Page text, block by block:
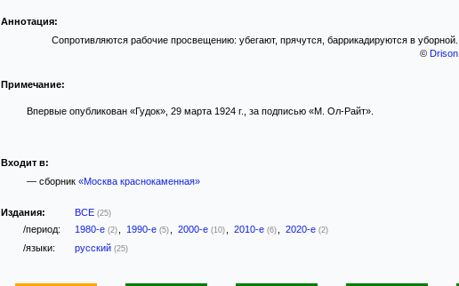
Аннотация:
Сопротивляются рабочие просвещению: убегают, прячутся, баррикадируются в уборной.
© Drison
Примечание:
Впервые опубликован «Гудок», 29 марта 1924 г., за подписью «М. Ол-Райт».
Входит в:
— сборник «Москва краснокаменная»
Издания: ВСЕ (25)
/период: 1980-е (2) 1990-е (5) 2000-е (10) 2010-е (6) 2020-е (2)
/языки: русский (25)